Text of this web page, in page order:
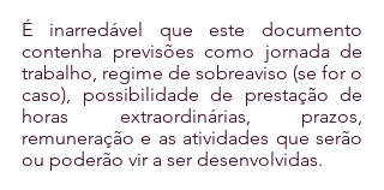
É inarredável que este documento
contenha previsões como jornada de
trabalho, regime de sobreaviso (se for o
caso), possibilidade de prestação de
horas extraordinárias, prazos,
remuneração e as atividades que serão
ou poderão vir a ser desenvolvidas.